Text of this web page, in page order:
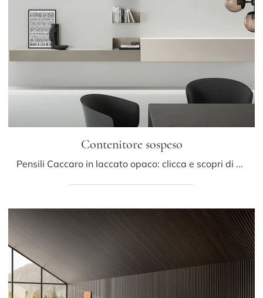
Contenitore sospeso
Pensili Caccaro in laccato opaco: clicca e scopri di più sul modello Contenitore sospeso, ideale per ultimare spazi moderni.